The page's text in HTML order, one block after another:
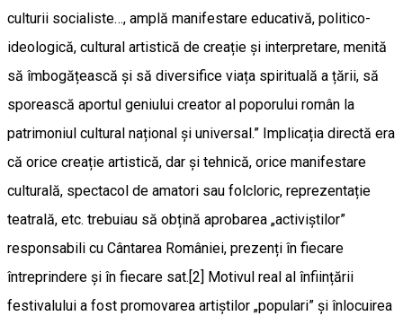
culturii socialiste…, amplă manifestare educativă, politico-
ideologică, cultural artistică de creație și interpretare, menită
să îmbogățească și să diversifice viața spirituală a țării, să
sporească aportul geniului creator al poporului român la
patrimoniul cultural național și universal.” Implicația directă era
că orice creație artistică, dar și tehnică, orice manifestare
culturală, spectacol de amatori sau folcloric, reprezentație
teatrală, etc. trebuiau să obțină aprobarea „activiștilor”
responsabili cu Cântarea României, prezenți în fiecare
întreprindere și în fiecare sat.[2] Motivul real al înființării
festivalului a fost promovarea artiștilor „populari” și înlocuirea